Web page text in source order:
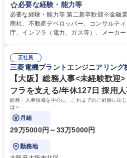
リー業務、地域戦略企画業務など、多様
掛け合わせて広く社会に貢献していく職種です。 入社後は、
テーションを経て適性や専門性に応じた
す。総合職として入社いただき、下記い
ート・ナレッジ業務 ※それぞれの業務内
件備考欄に記載 募集職種 【総合職/ポテンシャル採用(第2新卒)】投融資一
体型のソリューション提案
必要な経験・能力等
必要な経験・能力等 第二新卒歓迎※金融
商社、不動産デベロッパー、コンサルテ
庁、インフラ（電力、ガス等）、メーカ
く高い志を併せもった人材を求めていま
卒）では、金融業界での経験や知識を問
て、複雑化する社会課題の解決に向けて
いう気概をお持ちの方を心待ちにしています。 学歴・資格 学歴：
大学 語学力： 資格：
正社員
三菱電機プラントエンジニアリング
【大阪】総務人事<未経験歓迎
フラを支える/年休127日 採用
総務・人事領域を中心に、これまでのご経験に応
は＞
月給
29万5000円～33万5000円
勤務地